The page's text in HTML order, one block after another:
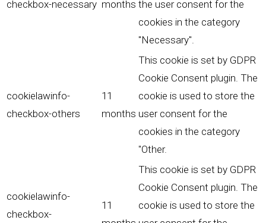
checkbox-necessary months the user consent for the
cookies in the category
"Necessary".
cookielawinfo-
checkbox-others
11
months
This cookie is set by GDPR
Cookie Consent plugin. The
cookie is used to store the
user consent for the
cookies in the category
"Other.
cookielawinfo-
checkbox-
11
This cookie is set by GDPR
Cookie Consent plugin. The
cookie is used to store the